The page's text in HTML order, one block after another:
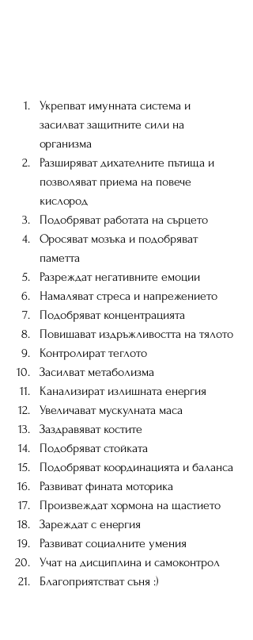
Укрепват имунната система и
засилват защитните сили на
организма
Разширяват дихателните пътища и
позволяват приема на повече
кислород
Подобряват работата на сърцето
Оросяват мозъка и подобряват
паметта
Разреждат негативните емоции
Намаляват стреса и напрежението
Подобряват концентрацията
Повишават издръжливостта на тялото
Контролират теглото
Засилват метаболизма
Канализират излишната енергия
Увеличават мускулната маса
Заздравяват костите
Подобряват стойката
Подобряват координацията и баланса
Развиват фината моторика
Произвеждат хормона на щастието
Зареждат с енергия
Развиват социалните умения
Учат на дисциплина и самоконтрол
Благоприятстват съня :)